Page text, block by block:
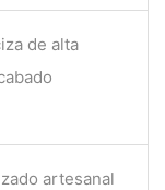
de alta
artesanal